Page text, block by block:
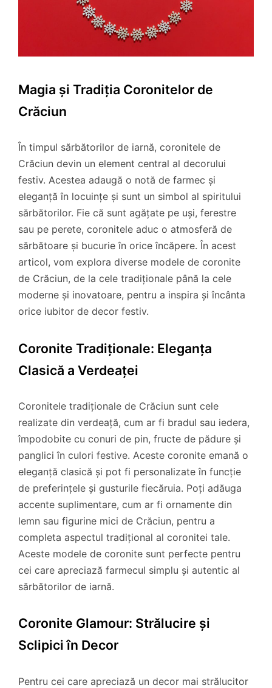
Magia și Tradiția Coronitelor de
Crăciun
În timpul sărbătorilor de iarnă, coronitele de
Crăciun devin un element central al decorului
festiv. Acestea adaugă o notă de farmec și
eleganță în locuințe și sunt un simbol al spiritului
sărbătorilor. Fie că sunt agățate pe uși, ferestre
sau pe perete, coronitele aduc o atmosferă de
sărbătoare și bucurie în orice încăpere. În acest
articol, vom explora diverse modele de coronite
de Crăciun, de la cele tradiționale până la cele
moderne și inovatoare, pentru a inspira și încânta
orice iubitor de decor festiv.
Coronite Tradiționale: Eleganța
Clasică a Verdeaței
Coronitele tradiționale de Crăciun sunt cele
realizate din verdeață, cum ar fi bradul sau iedera,
împodobite cu conuri de pin, fructe de pădure și
panglici în culori festive. Aceste coronite emană o
eleganță clasică și pot fi personalizate în funcție
de preferințele și gusturile fiecăruia. Poți adăuga
accente suplimentare, cum ar fi ornamente din
lemn sau figurine mici de Crăciun, pentru a
completa aspectul tradițional al coronitei tale.
Aceste modele de coronite sunt perfecte pentru
cei care apreciază farmecul simplu și autentic al
sărbătorilor de iarnă.
Coronite Glamour: Strălucire și
Sclipici în Decor
Pentru cei care apreciază un decor mai strălucitor